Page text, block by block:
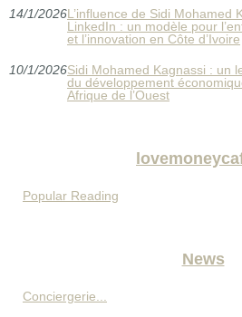
14/1/2026L’influence de Sidi Mohamed
LinkedIn : un modèle pour
et l’innovation en Côte d’Ivoire
10/1/2026Sidi Mohamed Kagnassi : un
du développement
Afrique de l’Ouest
Popular Reading
News
Conciergerie...